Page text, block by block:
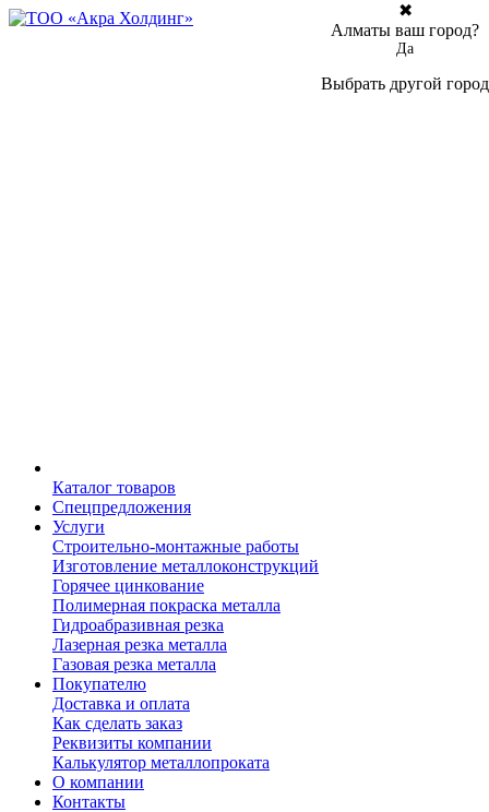
Каталог товаров
Спецпредложения
Услуги
Строительно-монтажные работы
Изготовление металлоконструкций
Горячее цинкование
Полимерная покраска металла
Гидроабразивная резка
Лазерная резка металла
Газовая резка металла
Покупателю
Доставка и оплата
Как сделать заказ
Реквизиты компании
Калькулятор металлопроката
О компании
Контакты
✖
Алматы ваш город?
Да
Выбрать другой город